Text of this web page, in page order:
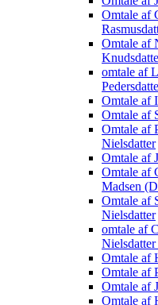
Omtale af
Omtale af
omtale af
Omtale af
Omtale af
Omtale af
Nielsdatter
Omtale af
Omtale af
Madsen
Omtale af
Nielsdatter
omtale af
Nielsdatter
Omtale af
Omtale af
Omtale af
Omtale af